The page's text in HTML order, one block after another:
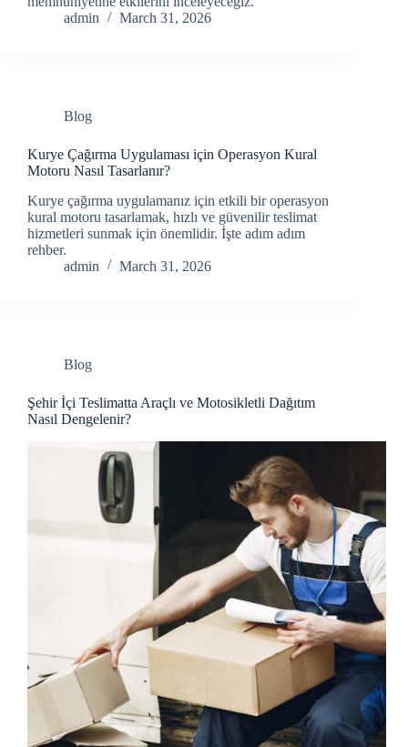
admin
March 31, 2026
Blog
Kurye Çağırma Uygulaması için Operasyon Kural
Motoru Nasıl Tasarlanır?
Kurye çağırma uygulamanız için etkili bir operasyon
kural motoru tasarlamak, hızlı ve güvenilir teslimat
hizmetleri sunmak için önemlidir. İşte adım adım
rehber.
admin
March 31, 2026
Blog
Şehir İçi Teslimatta Araçlı ve Motosikletli Dağıtım
Nasıl Dengelenir?